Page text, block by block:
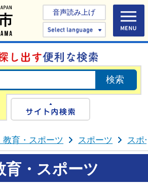
音声読み上げ
Select
Google検索
教育・スポーツ スポーツ スポ
育・スポーツ